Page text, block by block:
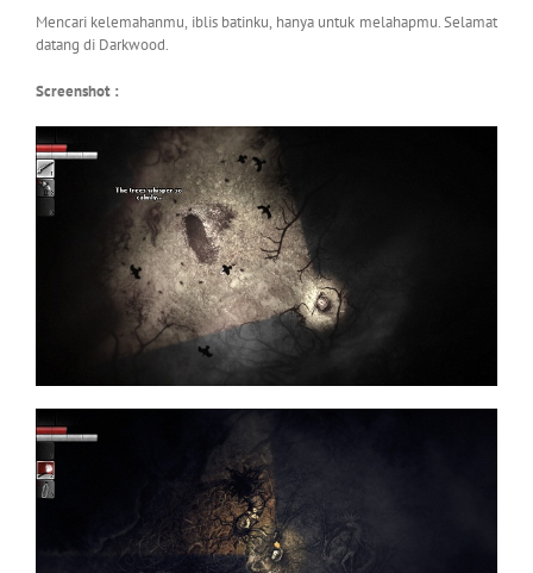
Mencari kelemahanmu, iblis batinku, hanya untuk melahapmu. Selamat
datang di Darkwood.
Screenshot :